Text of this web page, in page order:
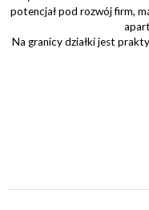
potencjał pod rozwój firm,
Na granicy działki jest